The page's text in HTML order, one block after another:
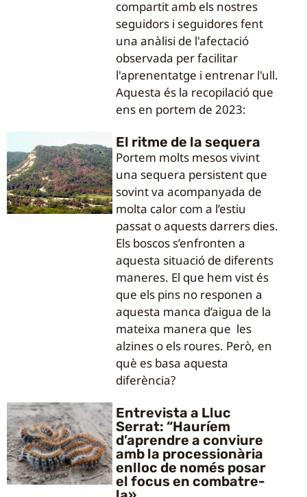
compartit amb els nostres
seguidors i seguidores fent
una anàlisi de l'afectació
observada per facilitar
l'aprenentatge i entrenar l'ull.
Aquesta és la recopilació que
ens en portem de 2023:
El ritme de la sequera
Portem molts mesos vivint
una sequera persistent que
sovint va acompanyada de
molta calor com a l’estiu
passat o aquests darrers dies.
Els boscos s’enfronten a
aquesta situació de diferents
maneres. El que hem vist és
que els pins no responen a
aquesta manca d’aigua de la
mateixa manera que les
alzines o els roures. Però, en
què es basa aquesta
diferència?
Entrevista a Lluc
Serrat: “Hauríem
d’aprendre a conviure
amb la processionària
enlloc de només posar
el focus en combatre-